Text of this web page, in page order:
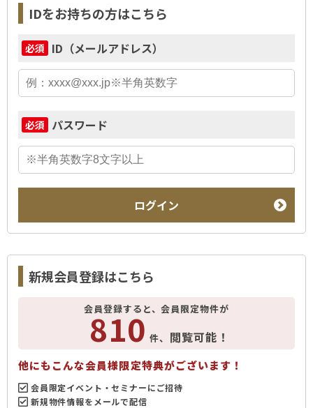
IDをお持ちの方はこちら
必須 ID（メールアドレス）
必須 パスワード
ログイン
新規会員登録はこちら
会員登録すると、会員限定物件が
810 件、 閲覧可能！
他にもこんな会員様限定特典がございます！
会員限定イベント・セミナーにご招待
新規物件情報をメールで配信